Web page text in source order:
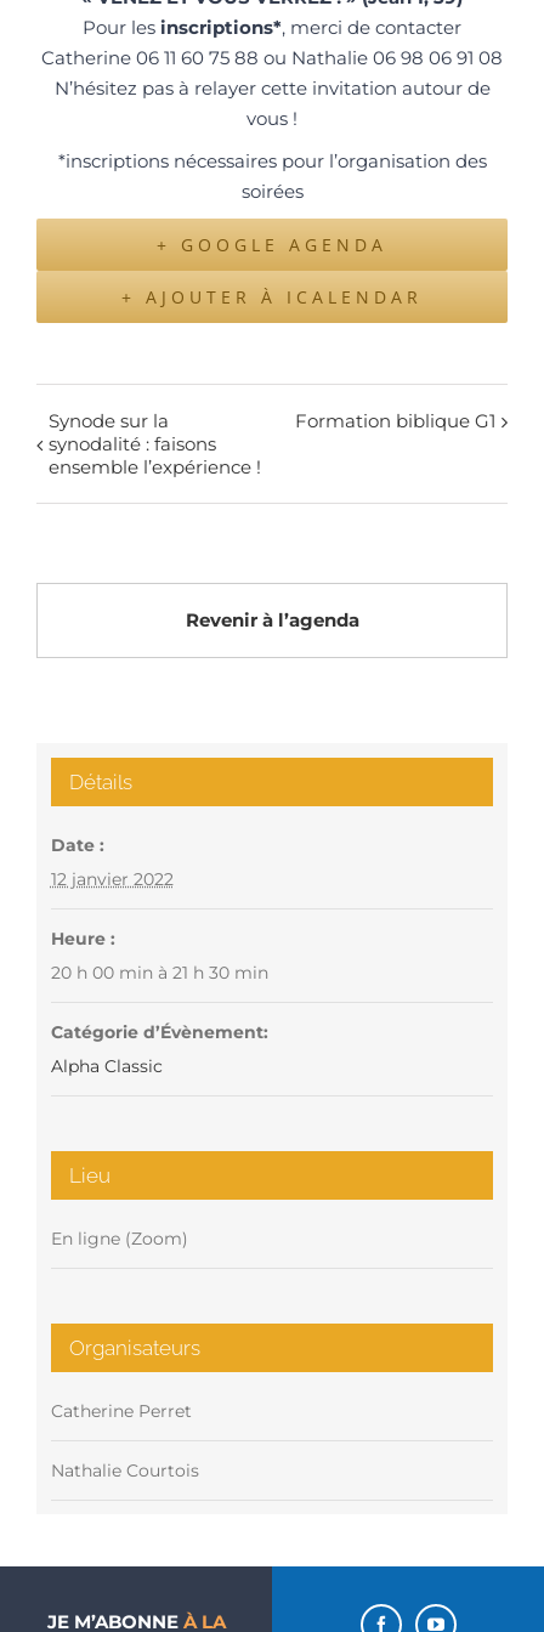
Pour les inscriptions*, merci de contacter
Catherine 06 11 60 75 88 ou Nathalie 06 98 06 91 08
N’hésitez pas à relayer cette invitation autour de
vous !
*inscriptions nécessaires pour l’organisation des
soirées
+ GOOGLE AGENDA
+ AJOUTER À ICALENDAR
Synode sur la
synodalité : faisons
ensemble l’expérience !
Formation biblique G1
Revenir à l’agenda
Détails
Date :
12 janvier 2022
Heure :
20 h 00 min à 21 h 30 min
Catégorie d’Évènement:
Alpha Classic
Lieu
En ligne (Zoom)
Organisateurs
Catherine Perret
Nathalie Courtois
JE M’ABONNE À LA